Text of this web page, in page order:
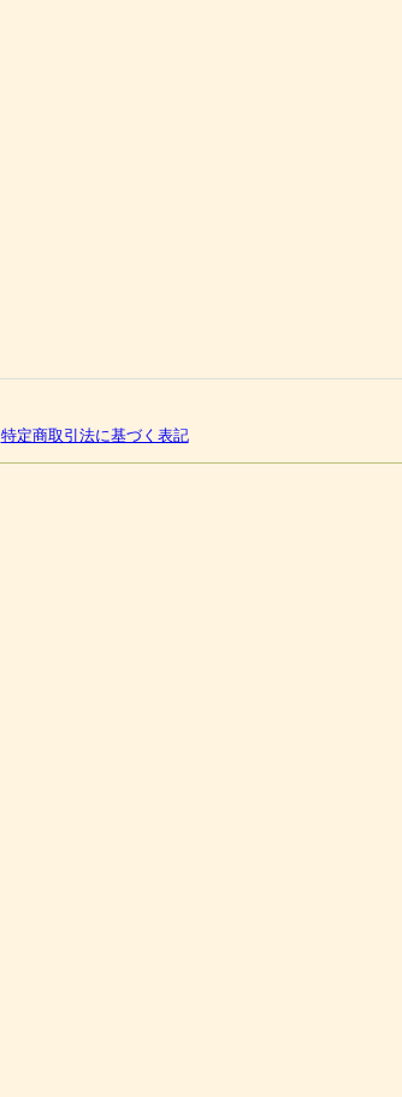
特定商取引法に基づく表記